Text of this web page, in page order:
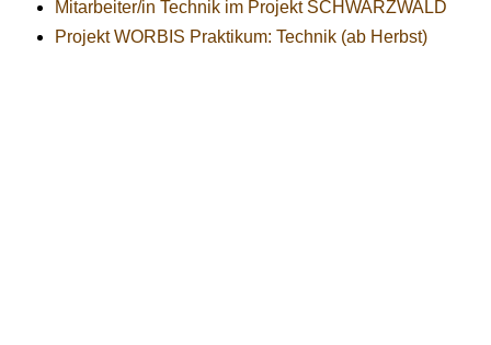
Mitarbeiter/in Technik im Projekt SCHWARZWALD
Projekt WORBIS Praktikum: Technik (ab Herbst)